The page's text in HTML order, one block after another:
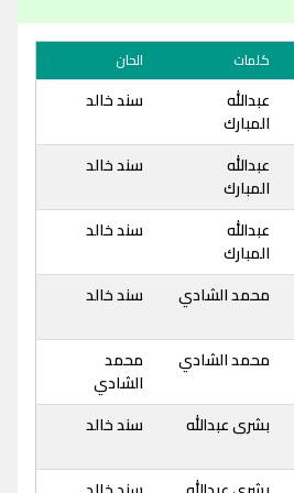
كلمات الحان
عبدالله
المبارك
سند خالد
عبدالله
المبارك
سند خالد
عبدالله
المبارك
سند خالد
محمد الشادي سند خالد
محمد الشادي
محمد
الشادي
بشرى عبدالله سند خالد